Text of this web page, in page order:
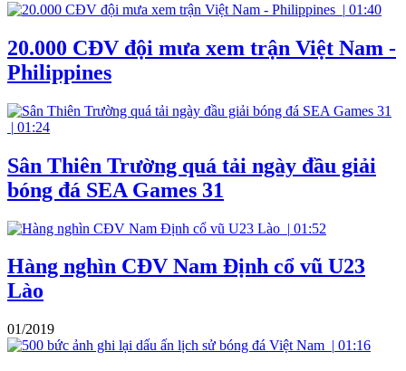
| 01:40
20.000 CĐV đội mưa xem trận Việt Nam -
Philippines
| 01:24
Sân Thiên Trường quá tải ngày đầu giải
bóng đá SEA Games 31
| 01:52
Hàng nghìn CĐV Nam Định cổ vũ U23
Lào
01/2019
| 01:16